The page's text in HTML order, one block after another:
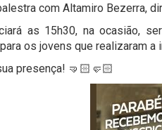
com Altamiro Bezerra,
as 15h30, na ocasião,
os jovens que realizaram a
presença! 🤜🏻🤛🏻